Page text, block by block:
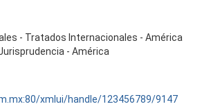
- Tratados Internacionales - América
- América
xmlui/handle/123456789/9147